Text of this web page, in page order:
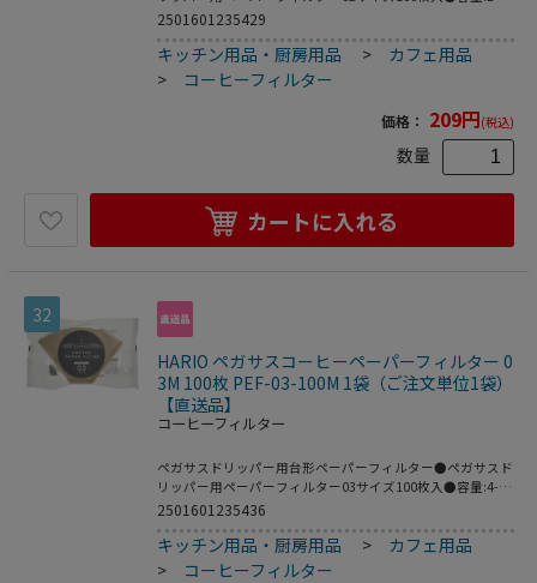
杯用●カラー:ホワイト●サイズ:約幅24×奥行15.5×高さ
※メーカーの都合により､パッケージ・仕様等は予告なく変
更になる場合がございます｡
2501601235429
キッチン用品・厨房用品 > カフェ用品
> コーヒーフィルター
価格： 209円(税込)
数量
カートに入れる
32
HARIO ペガサスコーヒーペーパーフィルター 0
3M 100枚 PEF-03-100M 1袋（ご注文単位1袋）
【直送品】
コーヒーフィルター
ペガサスドリッパー用台形ペーパーフィルター●ペガサスド
リッパー用ペーパーフィルター03サイズ100枚入●容量:4-7
杯用●カラー:ブラウン●サイズ:約幅28×奥行17×高さ
※メーカーの都合により､パッケージ・仕様等は予告なく変
更になる場合がございます｡
2501601235436
キッチン用品・厨房用品 > カフェ用品
> コーヒーフィルター